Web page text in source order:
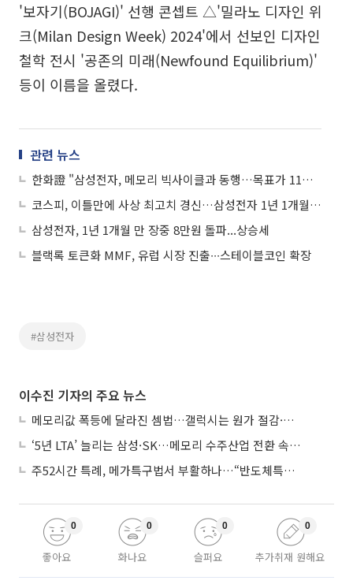
'보자기(BOJAGI)' 선행 콘셉트 △'밀라노 디자인 위
크(Milan Design Week) 2024'에서 선보인 디자인
철학 전시 '공존의 미래(Newfound Equilibrium)'
등이 이름을 올렸다.
관련 뉴스
한화證 "삼성전자, 메모리 빅사이클과 동행…목표가 11만 원"
코스피, 이틀만에 사상 최고치 경신…삼성전자 1년 1개월 만에 ‘8만전자’ 복귀
삼성전자, 1년 1개월 만 장중 8만원 돌파...상승세
블랙록 토큰화 MMF, 유럽 시장 진출∙∙∙스테이블코인 확장
#삼성전자
이수진 기자의 주요 뉴스
메모리값 폭등에 달라진 셈법…갤럭시는 원가 절감·아이폰은 서비스 확대
‘5년 LTA’ 늘리는 삼성·SK…메모리 수주산업 전환 속 다른 셈법
주52시간 특례, 메가특구법서 부활하나…“반도체특별법 담겨야”
좋아요
0
화나요
0
슬퍼요
0
추가취재 원해요
0